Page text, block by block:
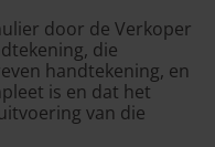
door de Verkoper
die
handtekening, en
is en dat het
van die